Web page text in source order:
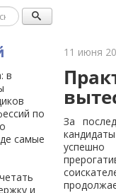
в
по
самые
и
11 июня
За
успешно